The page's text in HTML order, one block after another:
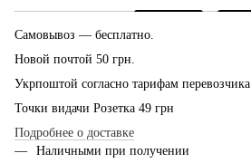
Самовывоз — бесплатно.
Новой почтой 50 грн.
Укрпоштой согласно тарифам перевозчика.
Точки видачи Розетка 49 грн
Подробнее о доставке
Наличными при получении